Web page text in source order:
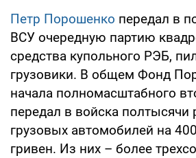
Петр Порошенко передал в
ВСУ очередную партию
средства купольного РЭБ,
грузовики. В общем Фонд
начала полномасштабного
передал в войска полтысячи
грузовых автомобилей на
гривен. Из них – более